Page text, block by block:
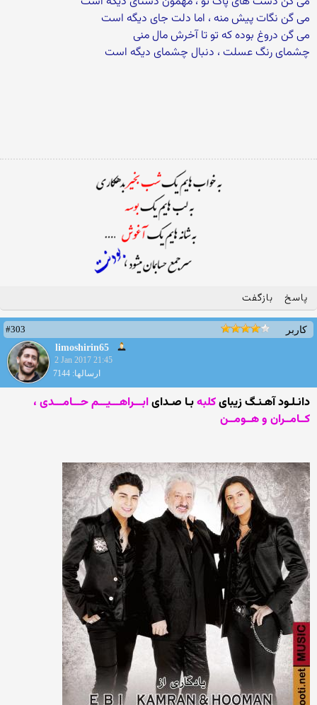
می گن نگات پیش منه ، اما دلت جای دیگه است
می گن دروغ بوده که تو تا آخرش مال منی
چشمای رنگ عسلت ، دنبال چشمای دیگه است
پاسخ بازگفت
کاربر
#303
limoshirin65
2 Jan 2017 21:45
ارسالها: 7144
دانـلـود آهـنـگ زیبایکلبهبـا صـدایابـــراهـــیـــم حـــامـــدی ،
کــامــران و هــومــن